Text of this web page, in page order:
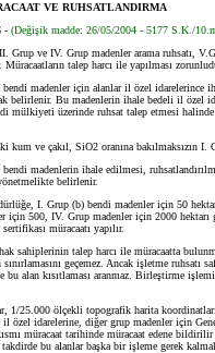
VE RUHSATLANDIRMA
- (Değişik madde: 26/05/2004 - 5177 S.K./
Grup ve IV. Grup madenler arama ruhsatı,
Müracaatların talep harcı ile yapılması
madenler için alanlar il özel idarelerince
belirlenir. Bu madenlerin ihale bedeli il özel
mülkiyeti üzerinde ruhsat talep etmesi halinde
kum ve çakıl, SiO2 oranına bakılmaksızın I.
madenlerin ihale edilmesi,
belirlenir.
I. Grup (b) bendi madenler için 50
için 500, IV. Grup madenler için 2000 hektarı
müracaatı yapılır.
sahiplerinin talep harcı ile müracaatta
geçemez. Ancak işletme
bu alan kısıtlaması aranmaz. Birleştirme
1/25.000 ölçekli topografik harita koordinatları
özel idarelerine, diğer grup madenler için
müracaat tarihinde müracaat edene
takdirde bu alanlar başka bir işleme gerek